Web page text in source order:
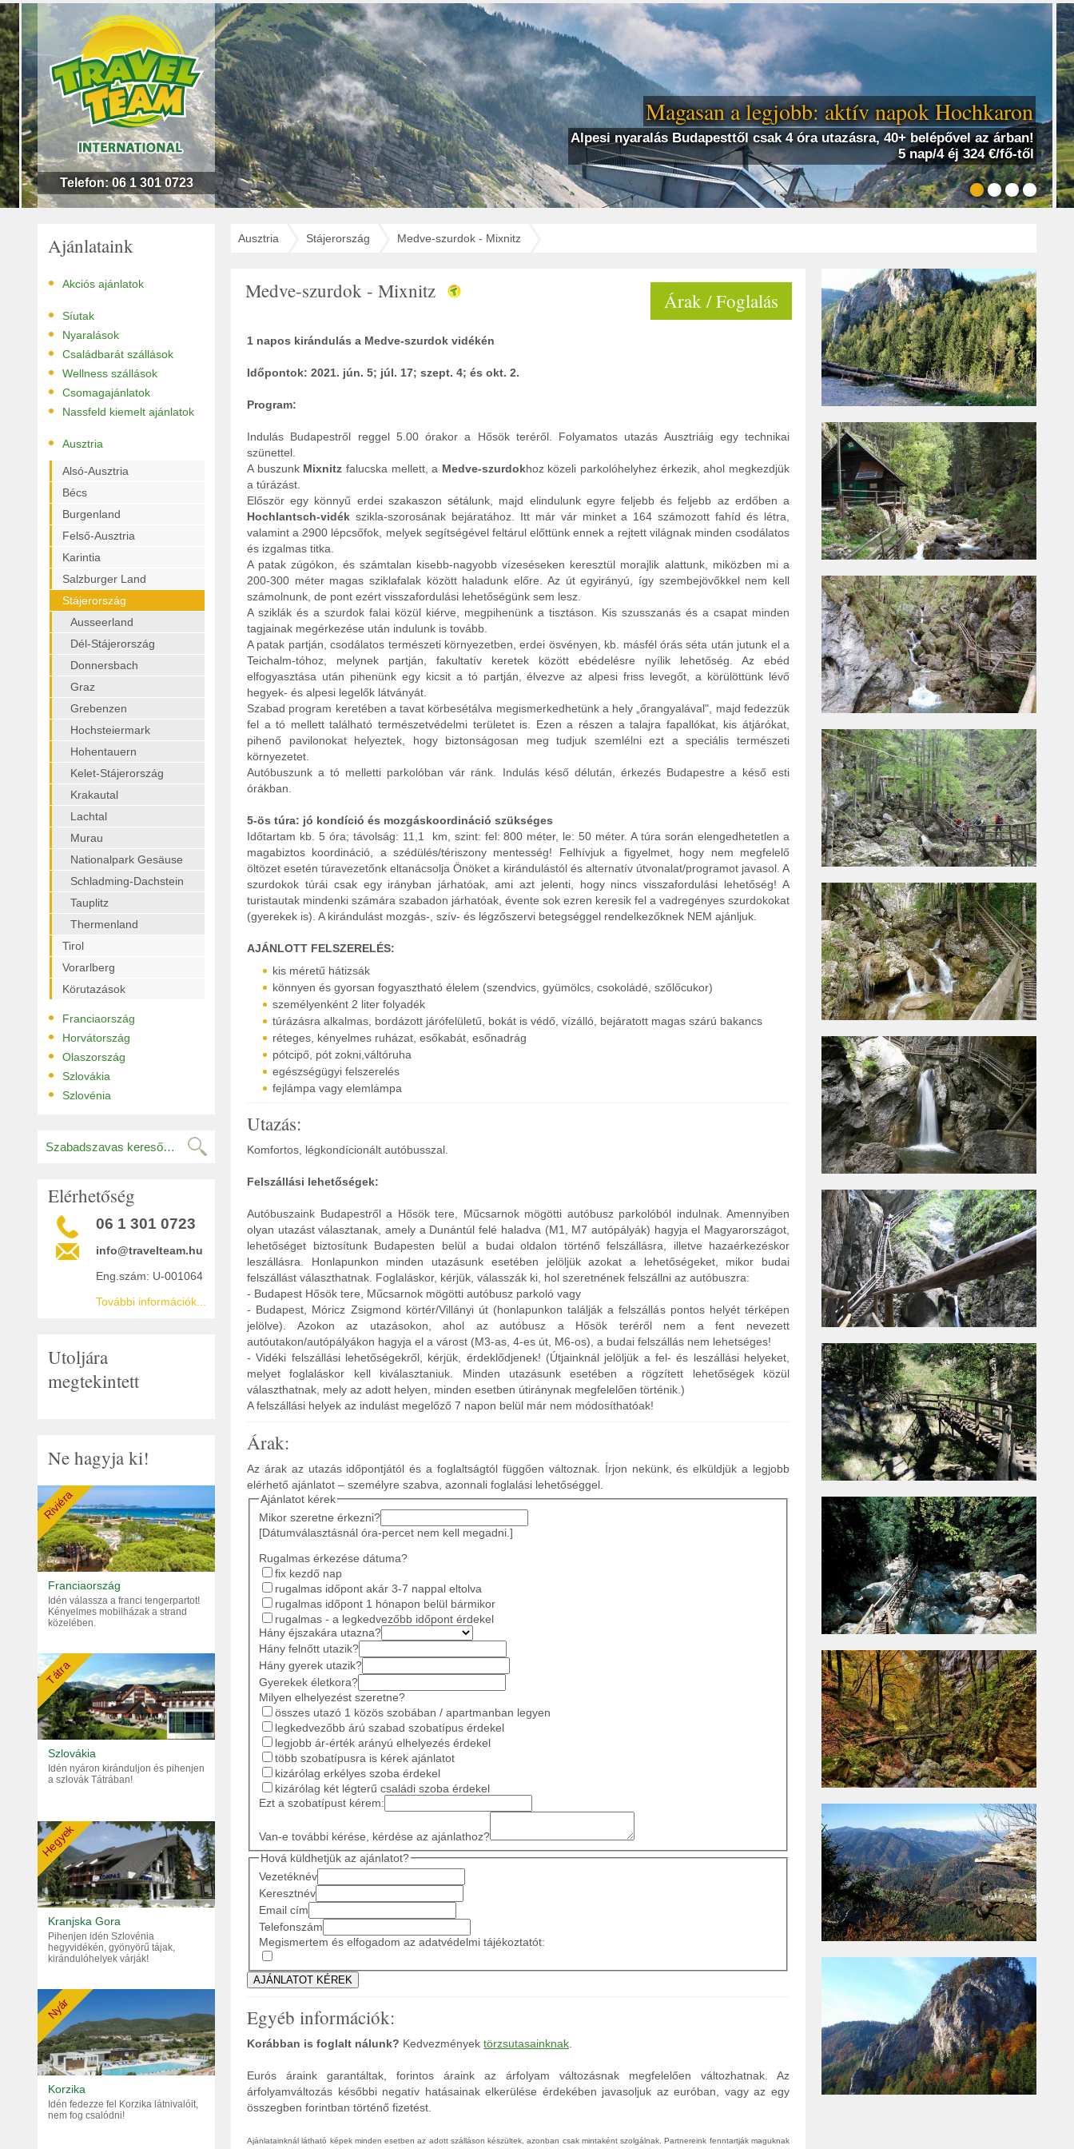
Magasan a legjobb: aktív napok Hochkaron
Alpesi nyaralás Budapesttől csak 4 óra utazásra, 40+ belépővel az árban!
5 nap/4 éj 324 €/fő-től
Telefon: 06 1 301 0723
Ajánlataink
• Akciós ajánlatok
• Síutak
• Nyaralások
• Családbarát szállások
• Wellness szállások
• Csomagajánlatok
• Nassfeld kiemelt ajánlatok
• Ausztria
Alsó-Ausztria
Bécs
Burgenland
Felső-Ausztria
Karintia
Salzburger Land
Stájerország
Ausseerland
Dél-Stájerország
Donnersbach
Graz
Grebenzen
Hochsteiermark
Hohentauern
Kelet-Stájerország
Krakautal
Lachtal
Murau
Nationalpark Gesäuse
Schladming-Dachstein
Tauplitz
Thermenland
Tirol
Vorarlberg
Körutazások
• Franciaország
• Horvátország
• Olaszország
• Szlovákia
• Szlovénia
Elérhetőség
06 1 301 0723
info@travelteam.hu
Eng.szám: U-001064
További információk...
Utoljára
megtekintett
Ne hagyja ki!
Riviéra
Franciaország
Idén válassza a franci tengerpartot!
Kényelmes mobilházak a strand
közelében.
Tátra
Szlovákia
Idén nyáron kiránduljon és pihenjen
a szlovák Tátrában!
Hegyek
Kranjska Gora
Pihenjen idén Szlovénia
hegyvidékén, gyönyörű tájak,
kirándulóhelyek várják!
Nyár
Korzika
Idén fedezze fel Korzika látnivalóit,
nem fog csalódni!
Ausztria Stájerország Medve-szurdok - Mixnitz
Medve-szurdok - Mixnitz Árak / Foglalás
1 napos kirándulás a Medve-szurdok vidékén
Időpontok: 2021. jún. 5; júl. 17; szept. 4; és okt. 2.
Program:
Indulás Budapestről reggel 5.00 órakor a Hősök teréről. Folyamatos utazás Ausztriáig egy technikai
szünettel.
A buszunk Mixnitz falucska mellett, a Medve-szurdokhoz közeli parkolóhelyhez érkezik, ahol megkezdjük
a túrázást.
Először egy könnyű erdei szakaszon sétálunk, majd elindulunk egyre feljebb és feljebb az erdőben a
Hochlantsch-vidék szikla-szorosának bejáratához. Itt már vár minket a 164 számozott fahíd és létra,
valamint a 2900 lépcsőfok, melyek segítségével feltárul előttünk ennek a rejtett világnak minden csodálatos
és izgalmas titka.
A patak zúgókon, és számtalan kisebb-nagyobb vízeséseken keresztül morajlik alattunk, miközben mi a
200-300 méter magas sziklafalak között haladunk előre. Az út egyirányú, így szembejövőkkel nem kell
számolnunk, de pont ezért visszafordulási lehetőségünk sem lesz.
A sziklák és a szurdok falai közül kiérve, megpihenünk a tisztáson. Kis szusszanás és a csapat minden
tagjainak megérkezése után indulunk is tovább.
A patak partján, csodálatos természeti környezetben, erdei ösvényen, kb. másfél órás séta után jutunk el a
Teichalm-tóhoz, melynek partján, fakultatív keretek között ebédelésre nyílik lehetőség. Az ebéd
elfogyasztása után pihenünk egy kicsit a tó partján, élvezve az alpesi friss levegőt, a körülöttünk lévő
hegyek- és alpesi legelők látványát.
Szabad program keretében a tavat körbesétálva megismerkedhetünk a hely „őrangyalával", majd fedezzük
fel a tó mellett található természetvédelmi területet is. Ezen a részen a talajra fapallókat, kis átjárókat,
pihenő pavilonokat helyeztek, hogy biztonságosan meg tudjuk szemlélni ezt a speciális természeti
környezetet.
Autóbuszunk a tó melletti parkolóban vár ránk. Indulás késő délután, érkezés Budapestre a késő esti
órákban.
5-ös túra: jó kondíció és mozgáskoordináció szükséges
Időtartam kb. 5 óra; távolság: 11,1 km, szint: fel: 800 méter, le: 50 méter. A túra során elengedhetetlen a
magabiztos koordináció, a szédülés/tériszony mentesség! Felhívjuk a figyelmet, hogy nem megfelelő
öltözet esetén túravezetőnk eltanácsolja Önöket a kirándulástól és alternatív útvonalat/programot javasol. A
szurdokok túrái csak egy irányban járhatóak, ami azt jelenti, hogy nincs visszafordulási lehetőség! A
turistautak mindenki számára szabadon járhatóak, évente sok ezren keresik fel a vadregényes szurdokokat
(gyerekek is). A kirándulást mozgás-, szív- és légzőszervi betegséggel rendelkezőknek NEM ajánljuk.
AJÁNLOTT FELSZERELÉS:
kis méretű hátizsák
könnyen és gyorsan fogyasztható élelem (szendvics, gyümölcs, csokoládé, szőlőcukor)
személyenként 2 liter folyadék
túrázásra alkalmas, bordázott járófelületű, bokát is védő, vízálló, bejáratott magas szárú bakancs
réteges, kényelmes ruházat, esőkabát, esőnadrág
pótcipő, pót zokni,váltóruha
egészségügyi felszerelés
fejlámpa vagy elemlámpa
Utazás:
Komfortos, légkondícionált autóbusszal.
Felszállási lehetőségek:
Autóbuszaink Budapestről a Hősök tere, Műcsarnok mögötti autóbusz parkolóból indulnak. Amennyiben
olyan utazást választanak, amely a Dunántúl felé haladva (M1, M7 autópályák) hagyja el Magyarországot,
lehetőséget biztosítunk Budapesten belül a budai oldalon történő felszállásra, illetve hazaérkezéskor
leszállásra. Honlapunkon minden utazásunk esetében jelöljük azokat a lehetőségeket, mikor budai
felszállást választhatnak. Foglaláskor, kérjük, válasszák ki, hol szeretnének felszállni az autóbuszra:
- Budapest Hősök tere, Műcsarnok mögötti autóbusz parkoló vagy
- Budapest, Móricz Zsigmond körtér/Villányi út (honlapunkon találják a felszállás pontos helyét térképen
jelölve). Azokon az utazásokon, ahol az autóbusz a Hősök teréről nem a fent nevezett
autóutakon/autópályákon hagyja el a várost (M3-as, 4-es út, M6-os), a budai felszállás nem lehetséges!
- Vidéki felszállási lehetőségekről, kérjük, érdeklődjenek! (Útjainknál jelöljük a fel- és leszállási helyeket,
melyet foglaláskor kell kiválasztaniuk. Minden utazásunk esetében a rögzített lehetőségek közül
választhatnak, mely az adott helyen, minden esetben útiránynak megfelelően történik.)
A felszállási helyek az indulást megelőző 7 napon belül már nem módosíthatóak!
Árak:
Az árak az utazás időpontjától és a foglaltságtól függően változnak. Írjon nekünk, és elküldjük a legjobb
elérhető ajánlatot – személyre szabva, azonnali foglalási lehetőséggel.
Ajánlatot kérek
Mikor szeretne érkezni?
[Dátumválasztásnál óra-percet nem kell megadni.]
Rugalmas érkezése dátuma?
fix kezdő nap
rugalmas időpont akár 3-7 nappal eltolva
rugalmas időpont 1 hónapon belül bármikor
rugalmas - a legkedvezőbb időpont érdekel
Hány éjszakára utazna?
Hány felnőtt utazik?
Hány gyerek utazik?
Gyerekek életkora?
Milyen elhelyezést szeretne?
összes utazó 1 közös szobában / apartmanban legyen
legkedvezőbb árú szabad szobatípus érdekel
legjobb ár-érték arányú elhelyezés érdekel
több szobatípusra is kérek ajánlatot
kizárólag erkélyes szoba érdekel
kizárólag két légterű családi szoba érdekel
Ezt a szobatípust kérem:
Van-e további kérése, kérdése az ajánlathoz?
Hová küldhetjük az ajánlatot?
Vezetéknév
Keresztnév
Email cím
Telefonszám
Megismertem és elfogadom az adatvédelmi tájékoztatót:
Egyéb információk:
Korábban is foglalt nálunk? Kedvezmények törzsutasainknak.
Eurós áraink garantáltak, forintos áraink az árfolyam változásnak megfelelően változhatnak. Az
árfolyamváltozás későbbi negatív hatásainak elkerülése érdekében javasoljuk az euróban, vagy az egy
összegben forintban történő fizetést.
Ajánlatainknál látható képek minden esetben az adott szálláson készültek, azonban csak mintaként szolgálnak. Partnereink fenntartják maguknak